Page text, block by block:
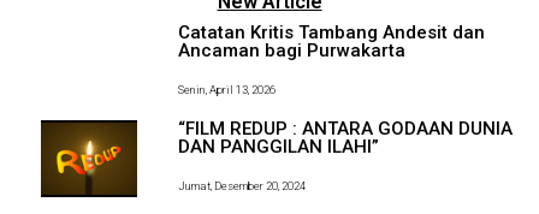
Catatan Kritis Tambang Andesit dan
Ancaman bagi Purwakarta
Senin, April 13, 2026
“FILM REDUP : ANTARA GODAAN DUNIA
DAN PANGGILAN ILAHI”
Jumat, Desember 20, 2024